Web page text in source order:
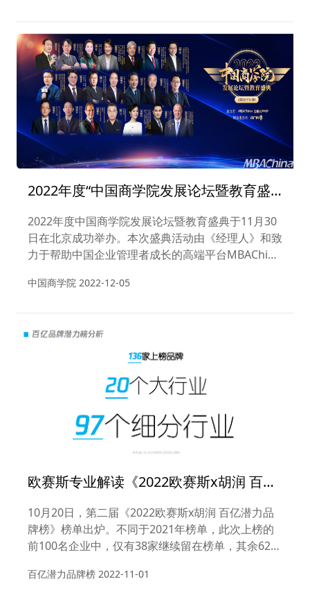
2022年度“中国商学院发展论坛暨教育盛
典”成功举办！
2022年度中国商学院发展论坛暨教育盛典于11月30
日在北京成功举办。本次盛典活动由《经理人》和致
力于帮助中国企业管理者成长的高端平台MBAChina
动的主要价值在于，通过结合国家经济、产业经济、
的新挑战、新问题，进行多维度、多思想的碰撞，以
夯实中国商学教育的基础，同时展望未来。
中国商学院 2022-12-05
欧赛斯专业解读《2022欧赛斯x胡润 百亿
潜力品牌榜》
10月20日，第二届《2022欧赛斯x胡润 百亿潜力品
牌榜》榜单出炉。不同于2021年榜单，此次上榜的
前100名企业中，仅有38家继续留在榜单，其余62家
名，去年仅位列第95位的萃华珠宝今年则飙升至第1
百亿潜力品牌榜 2022-11-01